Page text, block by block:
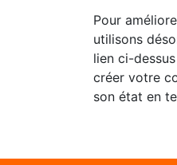
Pour
utilisons
lien ci-
créer votre
son état en